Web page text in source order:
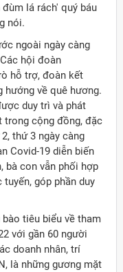
lá rách' quý báu
nói.
ngoài ngày càng
hội đoàn
hỗ trợ, đoàn kết
về quê hương.
duy trì và phát
trong cộng đồng, đặc
thứ 3 ngày càng
Covid-19 diễn biến
bà con vẫn phối hợp
góp phần duy
tiêu biểu về tham
với gần 60 người
doanh nhân, trí
là những gương mặt